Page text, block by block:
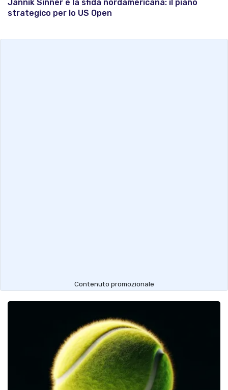
Jannik Sinner e la sfida nordamericana: il piano
strategico per lo US Open
Contenuto promozionale